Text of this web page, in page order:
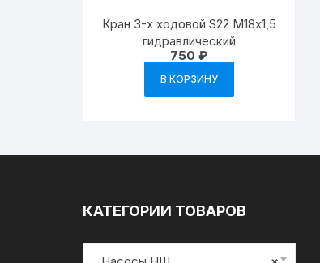
Кран 3-х ходовой S22 М18х1,5
гидравлический
750₽
В КОРЗИНУ
КАТЕГОРИИ ТОВАРОВ